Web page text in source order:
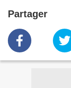
Partager